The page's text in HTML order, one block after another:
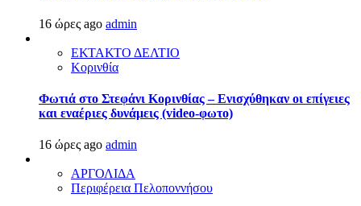
16 ώρες ago admin
ΕΚΤΑΚΤΟ ΔΕΛΤΙΟ
Κορινθία
Φωτιά στο Στεφάνι Κορινθίας – Ενισχύθηκαν οι επίγειες
και εναέριες δυνάμεις (video-φωτο)
16 ώρες ago admin
ΑΡΓΟΛΙΔΑ
Περιφέρεια Πελοποννήσου